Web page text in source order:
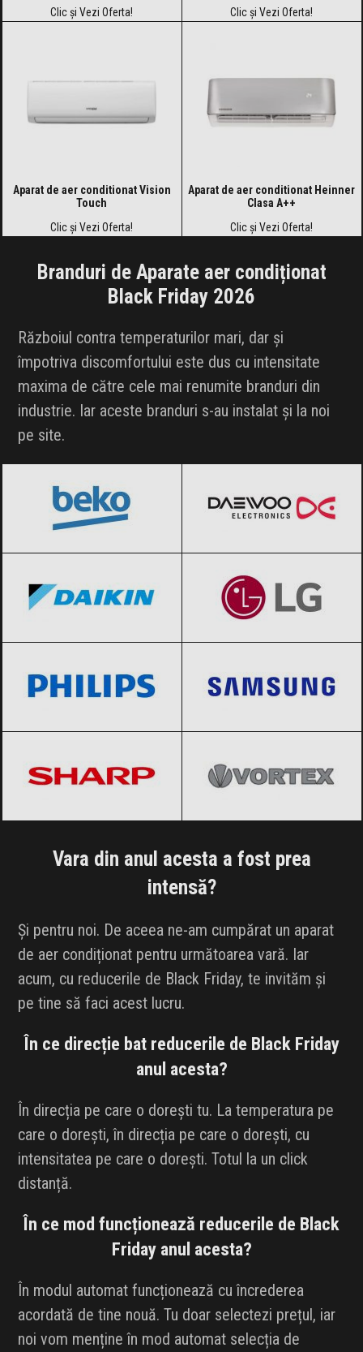
Clic și Vezi Oferta! Clic și Vezi Oferta!
Aparat de aer conditionat Vision
Touch
Clic și Vezi Oferta!
Aparat de aer conditionat Heinner
Clasa A++
Clic și Vezi Oferta!
Branduri de Aparate aer condiționat
Black Friday 2026
Războiul contra temperaturilor mari, dar și
împotriva discomfortului este dus cu intensitate
maxima de către cele mai renumite branduri din
industrie. Iar aceste branduri s-au instalat și la noi
pe site.
Vara din anul acesta a fost prea
intensă?
Și pentru noi. De aceea ne-am cumpărat un aparat
de aer condiționat pentru următoarea vară. Iar
acum, cu reducerile de Black Friday, te invităm și
pe tine să faci acest lucru.
În ce direcție bat reducerile de Black Friday
anul acesta?
În direcția pe care o dorești tu. La temperatura pe
care o dorești, în direcția pe care o dorești, cu
intensitatea pe care o dorești. Totul la un click
distanță.
În ce mod funcționează reducerile de Black
Friday anul acesta?
În modul automat funcționează cu încrederea
acordată de tine nouă. Tu doar selectezi prețul, iar
noi vom menține în mod automat selecția de